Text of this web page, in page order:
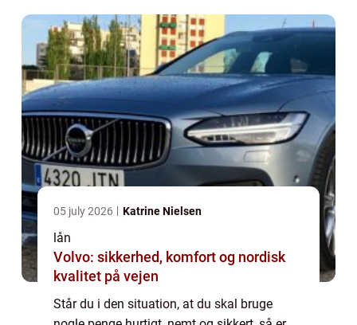
05 july 2026 Katrine Nielsen
lån
Volvo: sikkerhed, komfort og nordisk
kvalitet på vejen
Står du i den situation, at du skal bruge